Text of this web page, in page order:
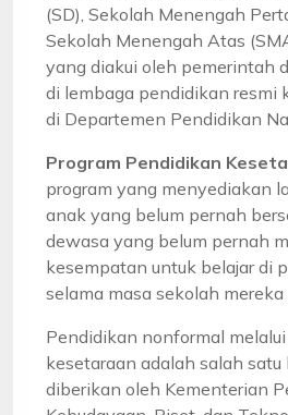
(SD), Sekolah Menengah
Sekolah Menengah Atas
yang diakui oleh pemerintah
di lembaga pendidikan resmi
di Departemen Pendidikan
Program Pendidikan
program yang menyediakan
anak yang belum pernah
dewasa yang belum pernah
kesempatan untuk belajar di
selama masa sekolah mereka
Pendidikan nonformal
kesetaraan adalah salah
diberikan oleh Kementerian